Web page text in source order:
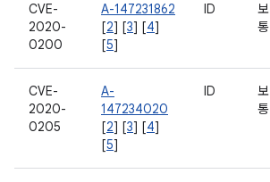
CVE-
2020-
0200
A-147231862
[2] [3] [4]
[5]
ID
보
통
CVE-
2020-
0205
A-
147234020
[2] [3] [4]
[5]
ID
보
통